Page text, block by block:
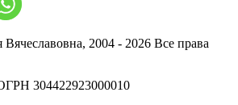
2004 - 2026 Все права
304422923000010